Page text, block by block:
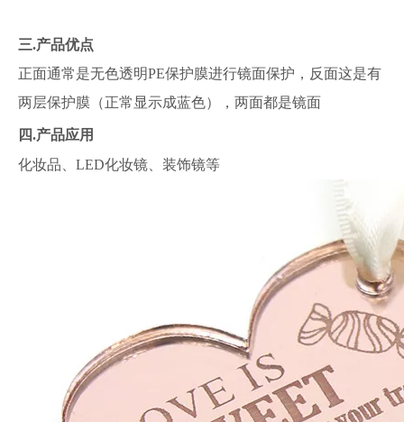
三.产品优点
正面通常是无色透明PE保护膜进行镜面保护，反面这是有
两层保护膜（正常显示成蓝色），两面都是镜面
四.产品应用
化妆品、LED化妆镜、装饰镜等